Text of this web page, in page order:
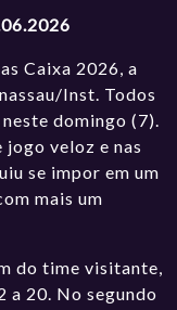
Caixa 2026, a
Inst. Todos
domingo (7).
veloz e nas
se impor em um
mais um
do time visitante,
a 20. No segundo